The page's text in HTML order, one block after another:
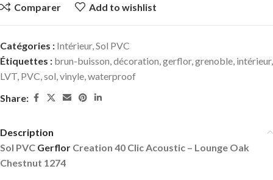
Comparer Add to wishlist
Catégories : Intérieur,Sol PVC
Étiquettes : brun-buisson,décoration,gerflor,grenoble, intérieur,
LVT, PVC,sol,vinyle,waterproof
Share:
Description
Sol PVC Gerflor Creation 40 Clic Acoustic – Lounge Oak
Chestnut 1274